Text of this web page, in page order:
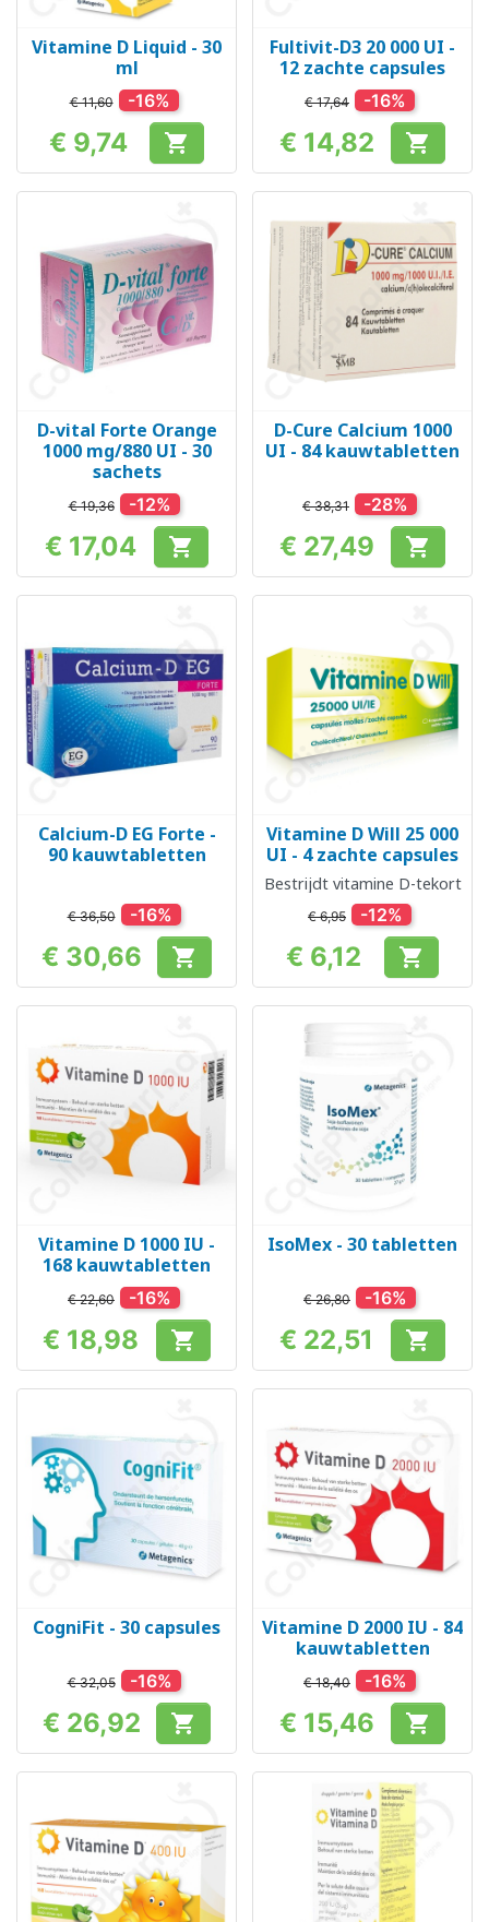
Vitamine D Liquid - 30
ml
€ 11,60 -16%
Prijs
€ 9,74 
Fultivit-D3 20 000 UI -
12 zachte capsules
€ 17,64 -16%
Prijs
€ 14,82 
D-vital Forte Orange
1000 mg/880 UI - 30
sachets
€ 19,36 -12%
Prijs
€ 17,04 
D-Cure Calcium 1000
UI - 84 kauwtabletten
€ 38,31 -28%
Prijs
€ 27,49 
Calcium-D EG Forte -
90 kauwtabletten
€ 36,50 -16%
Prijs
€ 30,66 
Vitamine D Will 25 000
UI - 4 zachte capsules
Bestrijdt vitamine D-tekort
€ 6,95 -12%
Prijs
€ 6,12 
Vitamine D 1000 IU -
168 kauwtabletten
€ 22,60 -16%
Prijs
€ 18,98 
IsoMex - 30 tabletten
€ 26,80 -16%
Prijs
€ 22,51 
CogniFit - 30 capsules
€ 32,05 -16%
Prijs
€ 26,92 
Vitamine D 2000 IU - 84
kauwtabletten
€ 18,40 -16%
Prijs
€ 15,46 